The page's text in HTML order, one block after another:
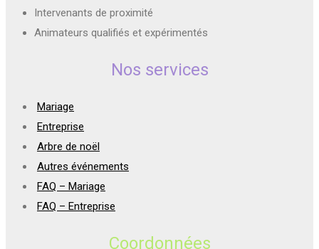
Intervenants de proximité
Animateurs qualifiés et expérimentés
Nos services
Mariage
Entreprise
Arbre de noël
Autres événements
FAQ – Mariage
FAQ – Entreprise
Coordonnées